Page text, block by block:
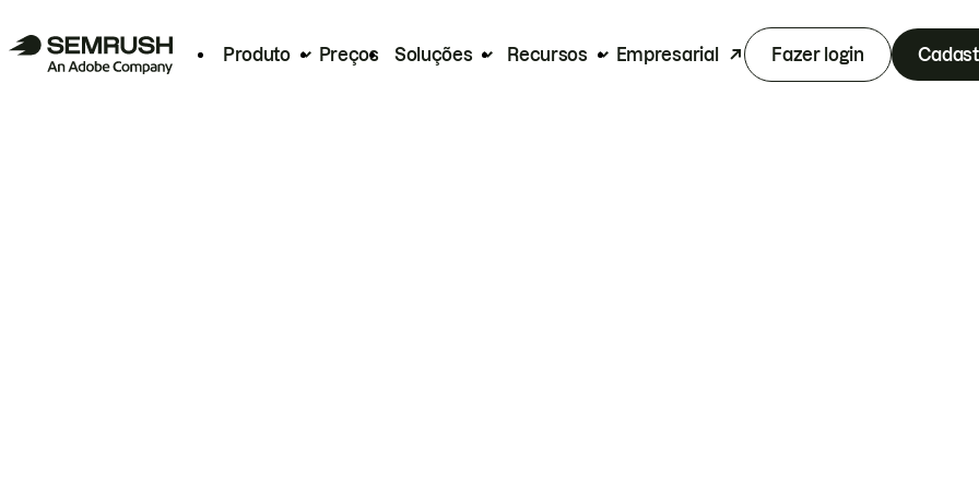
Produto Preços Soluções Recursos Empresarial Fazer login